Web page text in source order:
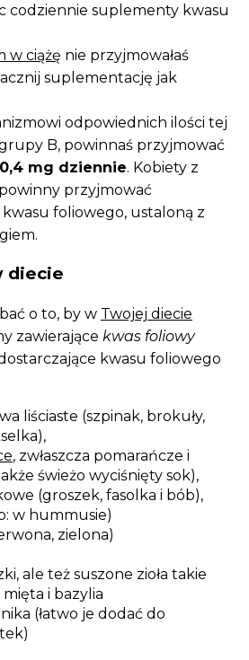
codziennie suplementy kwasu
w ciążę nie przyjmowałaś
suplementację jak
odpowiednich ilości tej
B, powinnaś przyjmować
0,4 mg dziennie. Kobiety z
przyjmować
foliowego, ustaloną z
diecie
o to, by w Twojej diecie
zawierające kwas foliowy
kwasu foliowego
liściaste (szpinak, brokuły,
, zwłaszcza pomarańcze i
świeżo wyciśnięty sok),
(groszek, fasolka i bób),
w hummusie)
zielona)
ale też suszone zioła takie
i bazylia
(łatwo je dodać do